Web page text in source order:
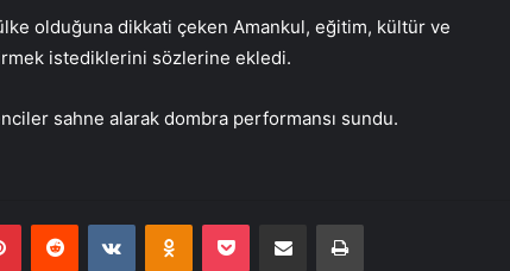
olduğuna dikkati çeken Amankul, eğitim, kültür ve
istediklerini sözlerine ekledi.
sahne alarak dombra performansı sundu.
PinterestReddit VKontakteOdnoklassniki
Pocket E-Posta ile paylaş Yazdır